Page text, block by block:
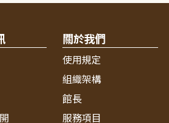
關於我們
使用規定
組織架構
館長
服務項目